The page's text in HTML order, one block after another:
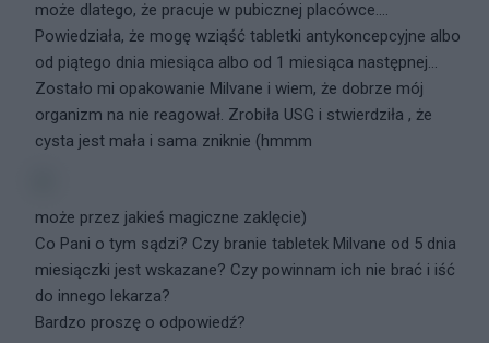
może dlatego, że pracuje w pubicznej placówce....
Powiedziała, że mogę wziąść tabletki antykoncepcyjne albo
od piątego dnia miesiąca albo od 1 miesiąca następnej...
Zostało mi opakowanie Milvane i wiem, że dobrze mój
organizm na nie reagował. Zrobiła USG i stwierdziła , że
cysta jest mała i sama zniknie (hmmm
może przez jakieś magiczne zaklęcie)
Co Pani o tym sądzi? Czy branie tabletek Milvane od 5 dnia
miesiączki jest wskazane? Czy powinnam ich nie brać i iść
do innego lekarza?
Bardzo proszę o odpowiedź?